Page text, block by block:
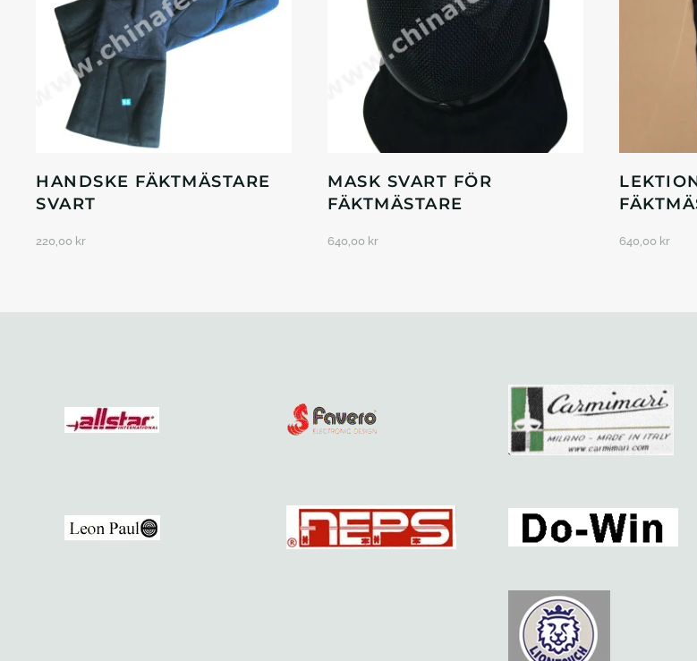
HANDSKE FÄKTMÄSTARE
SVART
220,00 kr
MASK SVART FÖR
FÄKTMÄSTARE
640,00 kr 640,00 kr